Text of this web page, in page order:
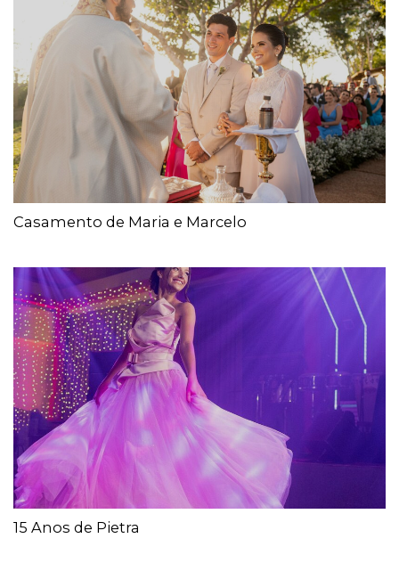
Casamento de Maria e Marcelo
15 Anos de Pietra